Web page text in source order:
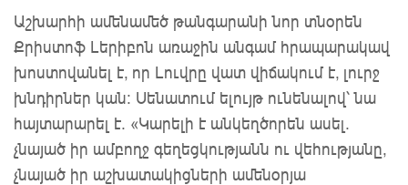
Աշխարհի ամենամեծ թանգարանի նոր տնօրեն
Քրիստոֆ Լերիբոն առաջին անգամ հրապարակավ
խոստովանել է, որ Լուվրը վատ վիճակում է, լուրջ
խնդիրներ կան: Սենատում ելույթ ունենալով՝ նա
հայտարարել է. «Կարելի է անկեղծորեն ասել.
չնայած իր ամբողջ գեղեցկությանն ու վեհությանը,
չնայած իր աշխատակիցների ամենօրյա